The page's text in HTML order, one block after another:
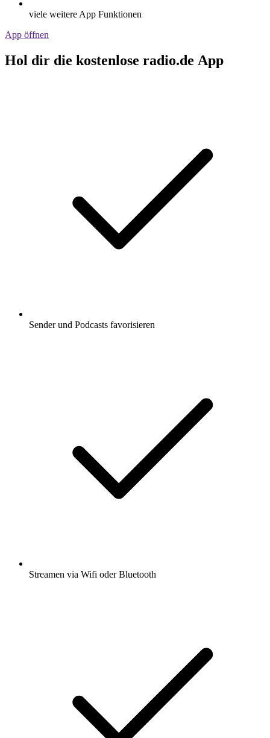
viele weitere App Funktionen
App öffnen
Hol dir die kostenlose radio.de App
Sender und Podcasts favorisieren
Streamen via Wifi oder Bluetooth